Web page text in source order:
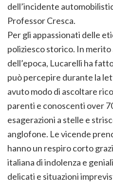
dell’incidente
Professor Cresca.
Per gli appassionati delle
poliziesco storico. In
dell’epoca, Lucarelli ha
può percepire durante la
avuto modo di ascoltare
parenti e conoscenti over
esagerazioni a stelle e
anglofone. Le vicende
hanno un respiro corto
italiana di indolenza e
delicati e situazioni